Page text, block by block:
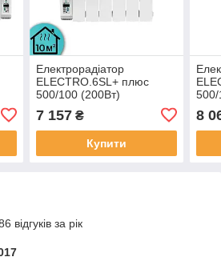
Електрорадіатор
ELECTRO.6SL+ плюс
500/100 (200Вт)
програматор зліва 650Вт з
настінними кріпленнями
7 157₴
Купити
500/
8
відгуків за рік